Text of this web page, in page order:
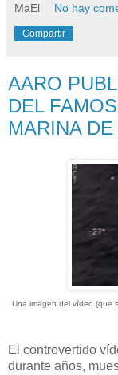
MaEl No hay
Compartir
AARO
DEL
MARINA
Una imagen del vídeo (que
El controvertido
durante años,